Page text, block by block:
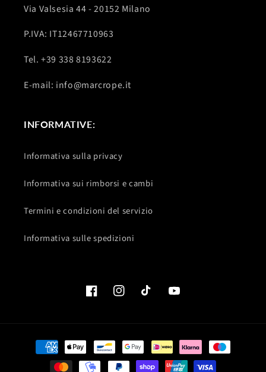
Via Valsesia 44 - 20152 Milano
P.IVA: IT12467710963
Tel. +39 338 8193622
E-mail: info@marcrope.it
INFORMATIVE:
Informativa sulla privacy
Informativa sui rimborsi e cambi
Termini e condizioni del servizio
Informativa sulle spedizioni
FacebookInstagramTikTok YouTube
Metodi